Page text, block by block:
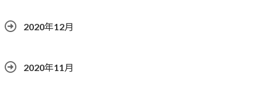
2020年12月
2020年11月